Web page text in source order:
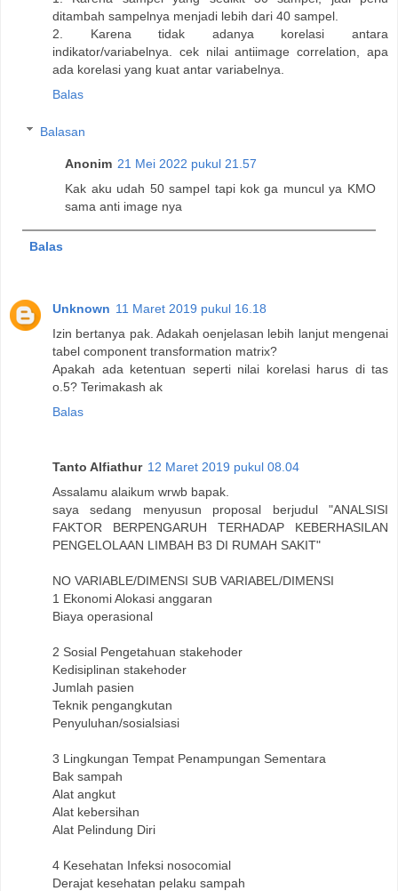
ditambah sampelnya menjadi lebih dari 40 sampel.
2. Karena tidak adanya korelasi antara
indikator/variabelnya. cek nilai antiimage correlation, apa
ada korelasi yang kuat antar variabelnya.
Balas
Balasan
Anonim 21 Mei 2022 pukul 21.57
Kak aku udah 50 sampel tapi kok ga muncul ya KMO
sama anti image nya
Balas
Unknown 11 Maret 2019 pukul 16.18
Izin bertanya pak. Adakah oenjelasan lebih lanjut mengenai
tabel component transformation matrix?
Apakah ada ketentuan seperti nilai korelasi harus di tas
o.5? Terimakash ak
Balas
Tanto Alfiathur 12 Maret 2019 pukul 08.04
Assalamu alaikum wrwb bapak.
saya sedang menyusun proposal berjudul "ANALSISI
FAKTOR BERPENGARUH TERHADAP KEBERHASILAN
PENGELOLAAN LIMBAH B3 DI RUMAH SAKIT"
NO VARIABLE/DIMENSI SUB VARIABEL/DIMENSI
1 Ekonomi Alokasi anggaran
Biaya operasional
2 Sosial Pengetahuan stakehoder
Kedisiplinan stakehoder
Jumlah pasien
Teknik pengangkutan
Penyuluhan/sosialsiasi
3 Lingkungan Tempat Penampungan Sementara
Bak sampah
Alat angkut
Alat kebersihan
Alat Pelindung Diri
4 Kesehatan Infeksi nosocomial
Derajat kesehatan pelaku sampah